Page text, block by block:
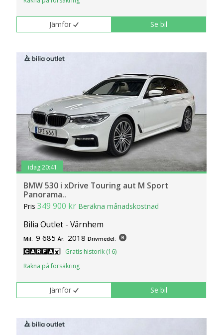
Jämför Se bil
idag 20:41
BMW 530 i xDrive Touring aut M Sport
Panorama..
Pris349 900 kr Beräkna månadskostnad
Bilia Outlet - Värnhem
Mil: 9 685 År: 2018 Drivmedel:
Gratis historik (16)
Räkna på försäkring
Jämför Se bil